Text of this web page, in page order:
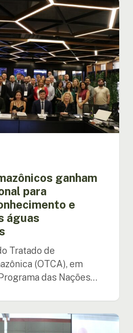
ganham
para
e
águas
Tratado de
(OTCA), em
das Nações…